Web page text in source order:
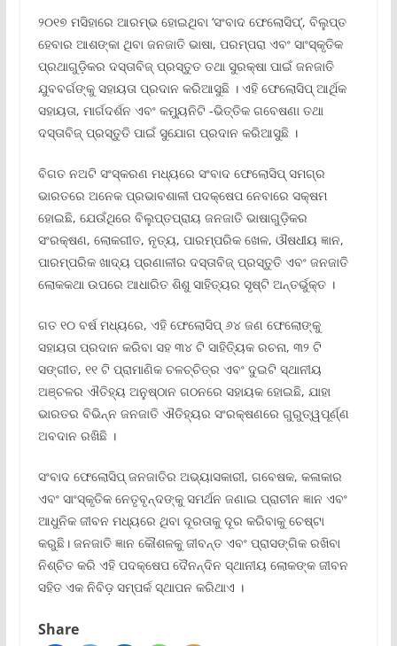
୨୦୧୭ ମସିହାରେ ଆରମ୍ଭ ହୋଇଥିବା ‘ସଂବାଦ ଫେଲୋସିପ୍’, ବିଲୁପ୍ତ
ହେବାର ଆଶଙ୍କା ଥିବା ଜନଜାତି ଭାଷା, ପରମ୍ପରା ଏବଂ ସାଂସ୍କୃତିକ
ପ୍ରଥାଗୁଡ଼ିକର ଦସ୍ତାବିଜ୍‌ ପ୍ରସ୍ତୁତ ତଥା ସୁରକ୍ଷା ପାଇଁ ଜନଜାତି
ଯୁବବର୍ଗଙ୍କୁ ସହାୟତା ପ୍ରଦାନ କରିଆସୁଛି । ଏହି ଫେଲୋସିପ୍ ଆର୍ଥିକ
ସହାୟତା, ମାର୍ଗଦର୍ଶନ ଏବଂ କମ୍ୟୁନିଟି -ଭିତ୍ତିକ ଗବେଷଣା ତଥା
ଦସ୍ତାବିଜ୍‌ ପ୍ରସ୍ତୁତି ପାଇଁ ସୁଯୋଗ ପ୍ରଦାନ କରିଆସୁଛି ।
ବିଗତ ନଅଟି ସଂସ୍କରଣ ମଧ୍ୟରେ ସଂବାଦ ଫେଲୋସିପ୍ ସମଗ୍ର
ଭାରତରେ ଅନେକ ପ୍ରଭାବଶାଳୀ ପଦକ୍ଷେପ ନେବାରେ ସକ୍ଷମ
ହୋଇଛି, ଯେଉଁଥିରେ ବିଲୁପ୍ତପ୍ରାୟ ଜନଜାତି ଭାଷାଗୁଡ଼ିକର
ସଂରକ୍ଷଣ, ଲୋକଗୀତ, ନୃତ୍ୟ, ପାରମ୍ପରିକ ଖେଳ, ଔଷଧୀୟ ଜ୍ଞାନ,
ପାରମ୍ପରିକ ଖାଦ୍ୟ ପ୍ରଣାଳୀର ଦସ୍ତାବିଜ୍‌ ପ୍ରସ୍ତୁତି ଏବଂ ଜନଜାତି
ଲୋକକଥା ଉପରେ ଆଧାରିତ ଶିଶୁ ସାହିତ୍ୟର ସୃଷ୍ଟି ଅନ୍ତର୍ଭୁକ୍ତ ।
ଗତ ୧୦ ବର୍ଷ ମଧ୍ୟରେ, ଏହି ଫେଲୋସିପ୍ ୬୪ ଜଣ ଫେଲୋଙ୍କୁ
ସହାୟତା ପ୍ରଦାନ କରିବା ସହ ୩୪ ଟି ସାହିତ୍ୟିକ ରଚନା, ୩୨ ଟି
ସଙ୍ଗୀତ, ୧୧ ଟି ପ୍ରାମାଣିକ ଚଳଚ୍ଚିତ୍ର ଏବଂ ଦୁଇଟି ସ୍ଥାନୀୟ
ଅଞ୍ଚଳର ଐତିହ୍ୟ ଅନୁଷ୍ଠାନ ଗଠନରେ ସହାୟକ ହୋଇଛି, ଯାହା
ଭାରତର ବିଭିନ୍ନ ଜନଜାତି ଐତିହ୍ୟର ସଂରକ୍ଷଣରେ ଗୁରୁତ୍ୱପୂର୍ଣ୍ଣ
ଅବଦାନ ରଖିଛି ।
ସଂବାଦ ଫେଲୋସିପ୍ ଜନଜାତିର ଅଭ୍ୟାସକାରୀ, ଗବେଷକ, କଳାକାର
ଏବଂ ସାଂସ୍କୃତିକ ନେତୃବୃନ୍ଦଙ୍କୁ ସମର୍ଥନ ଜଣାଇ ପ୍ରାଚୀନ ଜ୍ଞାନ ଏବଂ
ଆଧୁନିକ ଜୀବନ ମଧ୍ୟରେ ଥିବା ଦୂରତାକୁ ଦୂର କରିବାକୁ ଚେଷ୍ଟା
କରୁଛି। ଜନଜାତି ଜ୍ଞାନ କୌଶଳକୁ ଜୀବନ୍ତ ଏବଂ ପ୍ରାସଙ୍ଗିକ ରଖିବା
ନିଶ୍ଚିତ କରି ଏହି ପଦକ୍ଷେପ ଦୈନନ୍ଦିନ ସ୍ଥାନୀୟ ଲୋକଙ୍କ ଜୀବନ
ସହିତ ଏକ ନିବିଡ଼ ସମ୍ପର୍କ ସ୍ଥାପନ କରିଥାଏ ।
Share